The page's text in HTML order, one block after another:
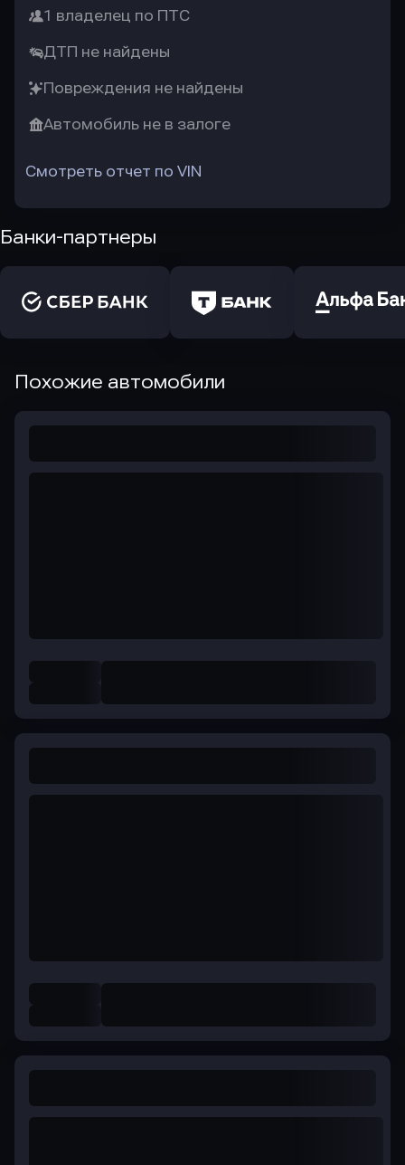
1 владелец по ПТС
ДТП не найдены
Повреждения не найдены
Автомобиль не в залоге
Смотреть отчет по VIN
Банки-партнеры
Похожие автомобили